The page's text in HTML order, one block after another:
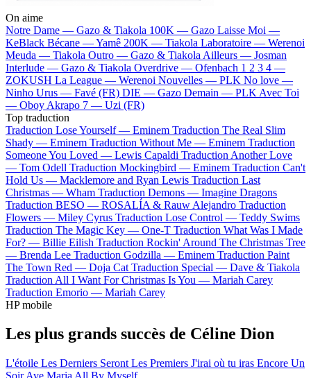
On aime
Notre Dame — Gazo & Tiakola 100K — Gazo Laisse Moi —
KeBlack Bécane —Yamê 200K — Tiakola Laboratoire — Werenoi
Meuda — Tiakola Outro — Gazo & Tiakola Ailleurs — Josman
Interlude — Gazo & Tiakola Overdrive — Ofenbach 1 2 3 4 —
ZOKUSH La League — Werenoi Nouvelles — PLK No love —
Ninho Urus — Favé (FR) DIE — Gazo Demain — PLK Avec Toi
— Oboy Akrapo 7 — Uzi (FR)
Top traduction
Traduction Lose Yourself — Eminem Traduction The Real Slim
Shady — Eminem Traduction Without Me — Eminem Traduction
Someone You Loved — Lewis Capaldi Traduction Another Love
— Tom Odell Traduction Mockingbird — Eminem Traduction Can't
Hold Us — Macklemore and Ryan Lewis Traduction Last
Christmas — Wham Traduction Demons — Imagine Dragons
Traduction BESO — ROSALÍA & Rauw Alejandro Traduction
Flowers — Miley Cyrus Traduction Lose Control — Teddy Swims
Traduction The Magic Key — One-T Traduction What Was I Made
For? — Billie Eilish Traduction Rockin' Around The Christmas Tree
— Brenda Lee Traduction Godzilla — Eminem Traduction Paint
The Town Red — Doja Cat Traduction Special — Dave & Tiakola
Traduction All I Want For Christmas Is You — Mariah Carey
Traduction Emorio — Mariah Carey
HP mobile
Les plus grands succès de Céline Dion
L'étoile Les Derniers Seront Les Premiers J'irai où tu iras Encore Un